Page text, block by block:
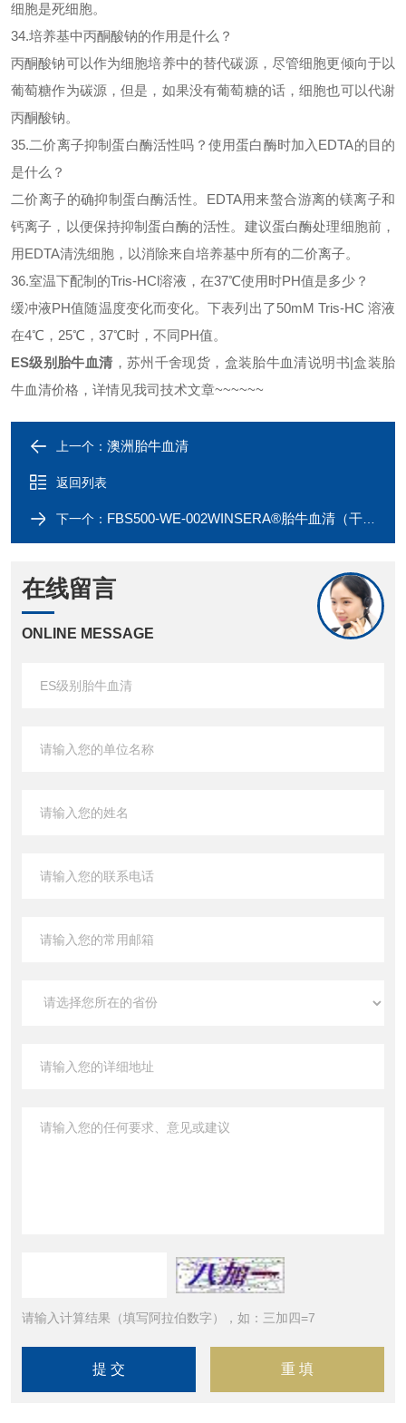
细胞是死细胞。
34.培养基中丙酮酸钠的作用是什么？
丙酮酸钠可以作为细胞培养中的替代碳源，尽管细胞更倾向于以
葡萄糖作为碳源，但是，如果没有葡萄糖的话，细胞也可以代谢
丙酮酸钠。
35.二价离子抑制蛋白酶活性吗？使用蛋白酶时加入 EDTA的目的
是什么？
二价离子的确抑制蛋白酶活性。 EDTA用来螯合游离的镁离子和
钙离子，以便保持抑制蛋白酶的活性。建议蛋白酶处理细胞前，
用EDTA清洗细胞，以消除来自培养基中所有的二价离子。
36.室温下配制的Tris-HCl溶液，在37℃使用时PH值是多少？
缓冲液PH值随温度变化而变化。下表列出了50mM Tris-HC 溶液
在4℃，25℃，37℃时，不同PH值。
ES级别胎牛血清 ，苏州千舍现货，盒装胎牛血清说明书|盒装胎
牛血清价格，详情见我司技术文章~~~~~~
上一个： 澳洲胎牛血清
返回列表
下一个： FBS500-WE-002WINSERA®胎牛血清（干细胞专用）
在线留言
ONLINE MESSAGE
请输入计算结果（填写阿拉伯数字），如：三加四=7